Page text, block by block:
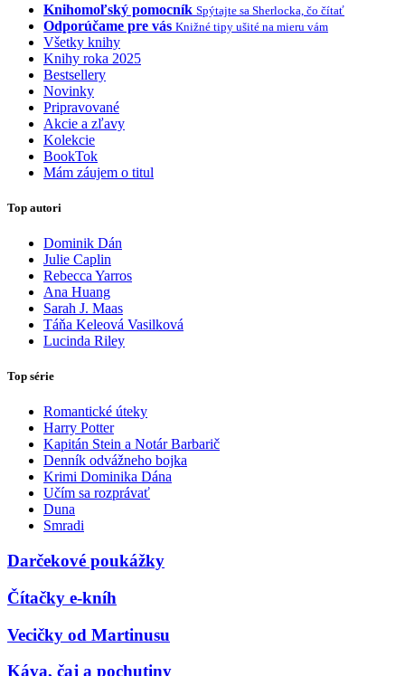
Knihomoľský pomocník Spýtajte sa Sherlocka, čo čítať
Odporúčame pre vás Knižné tipy ušité na mieru vám
Všetky knihy
Knihy roka 2025
Bestsellery
Novinky
Pripravované
Akcie a zľavy
Kolekcie
BookTok
Mám záujem o titul
Top autori
Dominik Dán
Julie Caplin
Rebecca Yarros
Ana Huang
Sarah J. Maas
Táňa Keleová Vasilková
Lucinda Riley
Top série
Romantické úteky
Harry Potter
Kapitán Stein a Notár Barbarič
Denník odvážneho bojka
Krimi Dominika Dána
Učím sa rozprávať
Duna
Smradi
Darčekové poukážky
Čítačky e-kníh
Vecičky od Martinusu
Káva, čaj a pochutiny